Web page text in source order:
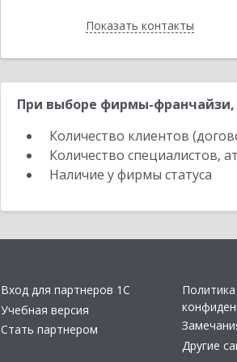
Показать контакты
Назад
При выборе фирмы-франчайзи,
Количество клиентов
Количество специалистов,
Наличие у фирмы статуса
Вход для партнеров 1С
Учебная версия
Стать партнером
Политика
Другие